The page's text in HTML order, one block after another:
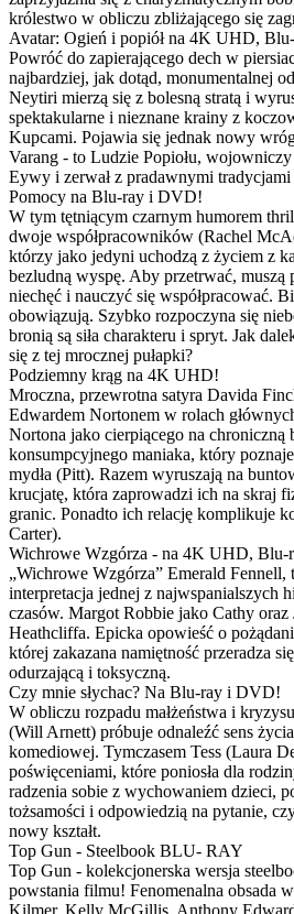
królestwo w obliczu zbliżającego się
Avatar: Ogień i popiół na 4K UHD,
Powróć do zapierającego dech w
najbardziej, jak dotąd, monumentalnej
Neytiri mierzą się z bolesną stratą i
spektakularne i nieznane krainy z
Kupcami. Pojawia się jednak nowy
Varang - to Ludzie Popiołu,
Eywy i zerwał z pradawnymi
Pomocy na Blu-ray i DVD!
W tym tętniącym czarnym humorem
dwoje współpracowników (Rachel
którzy jako jedyni uchodzą z życiem z
bezludną wyspę. Aby przetrwać, muszą
niechęć i nauczyć się współpracować.
obowiązują. Szybko rozpoczyna się
bronią są siła charakteru i spryt. Jak
się z tej mrocznej pułapki?
Podziemny krąg na 4K UHD!
Mroczna, przewrotna satyra Davida
Edwardem Nortonem w rolach
Nortona jako cierpiącego na chroniczną
konsumpcyjnego maniaka, który
mydła (Pitt). Razem wyruszają na
krucjatę, która zaprowadzi ich na skraj
granic. Ponadto ich relację komplikuje
Carter).
Wichrowe Wzgórza - na 4K UHD,
„Wichrowe Wzgórza” Emerald Fennell,
interpretacja jednej z najwspanialszych
czasów. Margot Robbie jako Cathy
Heathcliffa. Epicka opowieść o
której zakazana namiętność przeradza
odurzającą i toksyczną.
Czy mnie słychac? Na Blu-ray i DVD!
W obliczu rozpadu małżeństwa i
(Will Arnett) próbuje odnaleźć sens
komediowej. Tymczasem Tess (Laura
poświęceniami, które poniosła dla
radzenia sobie z wychowaniem dzieci,
tożsamości i odpowiedzią na pytanie,
nowy kształt.
Top Gun - Steelbook BLU- RAY
Top Gun - kolekcjonerska wersja
powstania filmu! Fenomenalna obsada
Kilmer, Kelly McGillis, Anthony